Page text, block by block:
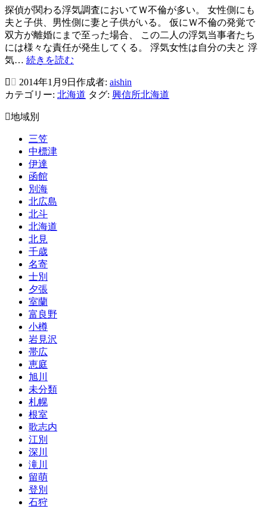
所
調
査
は
問
解
決
探偵が関わる浮気調査においてＷ不倫が多い。 女性側にも
夫と子供、男性側に妻と子供がいる。 仮にＷ不倫の発覚で
双方が離婚にまで至った場合、 この二人の浮気当事者たち
には様々な責任が発生してくる。 浮気女性は自分の夫と 浮
気… 続きを読む
所
北
2014年1月9日 作成者: aishin
カテゴリー: 北海道 タグ: 興信所北海道
地域別
三笠
中標津
伊達
函館
別海
北広島
北斗
北海道
北見
千歳
名寄
士別
夕張
室蘭
富良野
小樽
岩見沢
帯広
恵庭
旭川
未分類
札幌
根室
歌志内
江別
深川
滝川
留萌
登別
石狩